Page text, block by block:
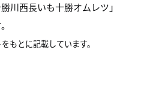
川西長いも十勝オムレツ」
もとに記載しています。